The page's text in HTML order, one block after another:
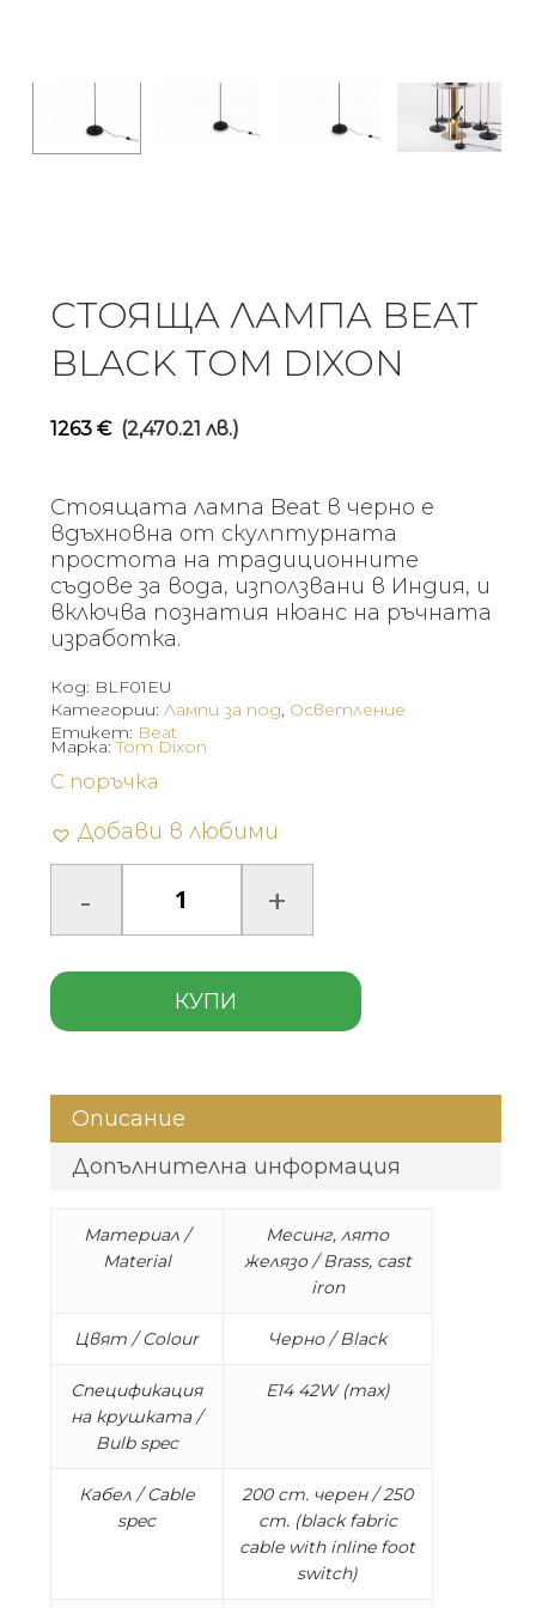
СТОЯЩА ЛАМПА BEAT
BLACK TOM DIXON
1263 € (2,470.21 лв.)
Стоящата лампа Beat в черно е
вдъхновна от скулптурната
простота на традиционните
съдове за вода, използвани в Индия, и
включва познатия нюанс на ръчната
изработка.
Код: BLF01EU
Категории: Лампи за под, Осветление
Етикет: Beat
С поръчка
Добави в любими
КУПИ
Марка:Tom Dixon
Описание
Допълнителна информация
Материал /
Material
Месинг, лято
желязо / Brass, cast
iron
Цвят / Colour Черно / Black
Спецификация
на крушката /
Bulb spec
E14 42W (max)
Кабел / Cable
spec
200 cm. черен / 250
cm. (black fabric
cable with inline foot
switch)